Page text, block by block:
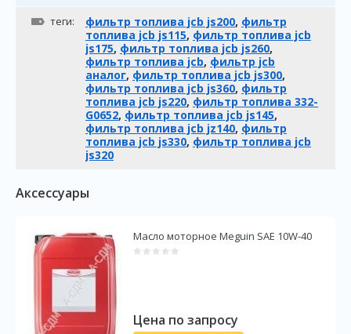
теги: фильтр топлива jcb js200, фильтр
топлива jcb js115, фильтр топлива jcb
js175, фильтр топлива jcb js260,
фильтр топлива jcb, фильтр jcb
аналог, фильтр топлива jcb js300,
фильтр топлива jcb js360, фильтр
топлива jcb js220, фильтр топлива 332-
G0652, фильтр топлива jcb js145,
фильтр топлива jcb jz140, фильтр
топлива jcb js330, фильтр топлива jcb
js320
Аксессуары
Масло моторное Meguin SAE 10W-40
Цена по запросу